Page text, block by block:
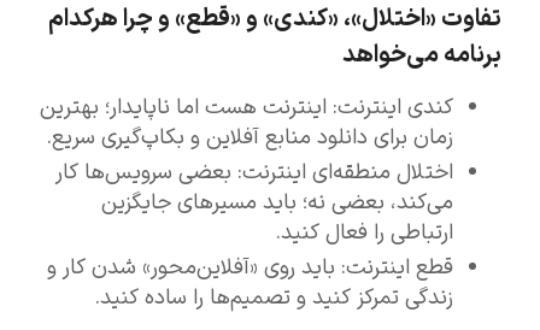
تفاوت «اختلال»، «کندی» و «قطع» و چرا هرکدام
برنامه می‌خواهد
کندی اینترنت: اینترنت هست اما ناپایدار؛ بهترین
زمان برای دانلود منابع آفلاین و بکاپ‌گیری سریع.
اختلال منطقه‌ای اینترنت: بعضی سرویس‌ها کار
می‌کند، بعضی نه؛ باید مسیرهای جایگزین
ارتباطی را فعال کنید.
قطع اینترنت: باید روی «آفلاین‌محور» شدن کار و
زندگی تمرکز کنید و تصمیم‌ها را ساده کنید.